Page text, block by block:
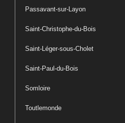
Passavant-sur-Layon
Saint-Christophe-du-Bois
Saint-Léger-sous-Cholet
Saint-Paul-du-Bois
Somloire
Toutlemonde